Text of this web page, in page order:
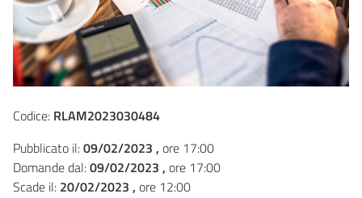
Codice: RLAM2023030484
Pubblicato il:09/02/2023 , ore 17:00
Domande dal:09/02/2023 , ore 17:00
Scade il: 20/02/2023 , ore 12:00